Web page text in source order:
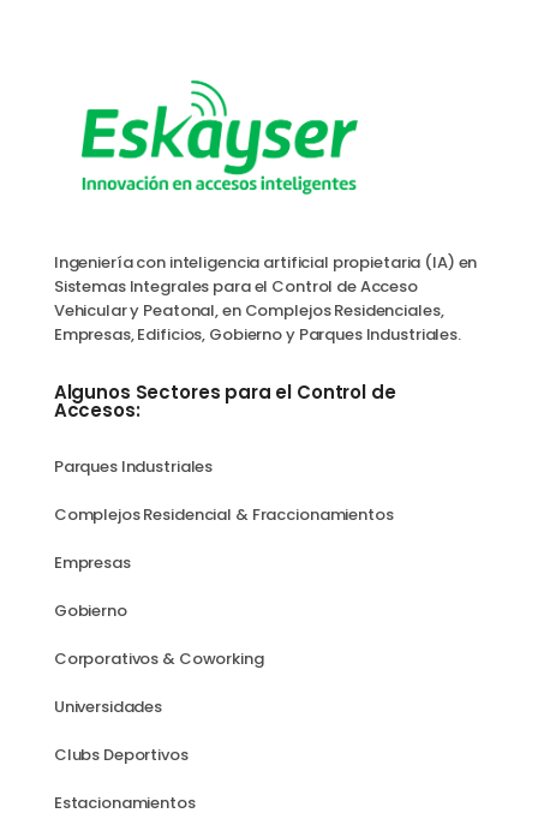
Ingeniería con inteligencia artificial propietaria (IA) en
Sistemas Integrales para el Control de Acceso
Vehicular y Peatonal, en Complejos Residenciales,
Empresas, Edificios, Gobierno y Parques Industriales.
Algunos Sectores para el Control de
Accesos:
Parques Industriales
Complejos Residencial & Fraccionamientos
Empresas
Gobierno
Corporativos & Coworking
Universidades
Clubs Deportivos
Estacionamientos